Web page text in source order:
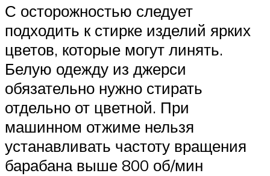
С осторожностью следует
подходить к стирке изделий ярких
цветов, которые могут линять.
Белую одежду из джерси
обязательно нужно стирать
отдельно от цветной. При
машинном отжиме нельзя
устанавливать частоту вращения
барабана выше 800 об/мин